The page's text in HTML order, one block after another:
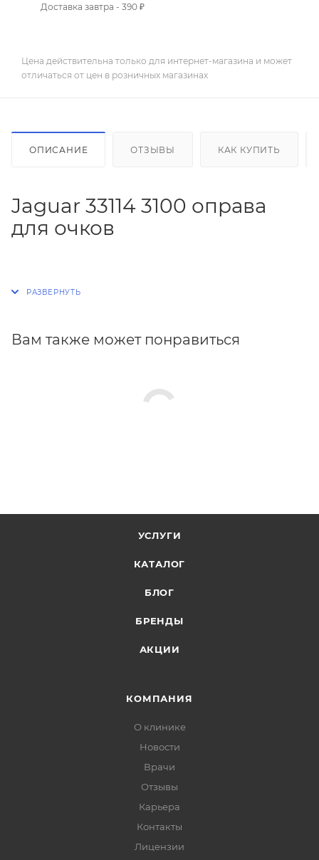
Доставка завтра - 390 ₽
Цена действительна только для интернет-магазина и может
отличаться от цен в розничных магазинах
ОПИСАНИЕ ОТЗЫВЫ КАК КУПИТЬ
Jaguar 33114 3100 оправа
для очков
Вам также может понравиться
УСЛУГИ
КАТАЛОГ
БЛОГ
БРЕНДЫ
АКЦИИ
КОМПАНИЯ
О клинике
Новости
Врачи
Отзывы
Карьера
Контакты
Лицензии